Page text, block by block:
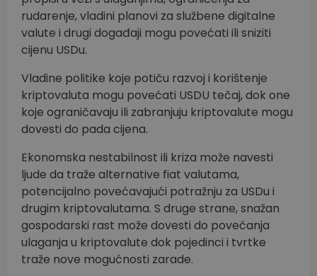
rudarenje, vladini planovi za službene digitalne
valute i drugi događaji mogu povećati ili sniziti
cijenu USDu.
Vladine politike koje potiču razvoj i korištenje
kriptovaluta mogu povećati USDU tečaj, dok one
koje ograničavaju ili zabranjuju kriptovalute mogu
dovesti do pada cijena.
Ekonomska nestabilnost ili kriza može navesti
ljude da traže alternative fiat valutama,
potencijalno povećavajući potražnju za USDu i
drugim kriptovalutama. S druge strane, snažan
gospodarski rast može dovesti do povećanja
ulaganja u kriptovalute dok pojedinci i tvrtke
traže nove mogućnosti zarade.